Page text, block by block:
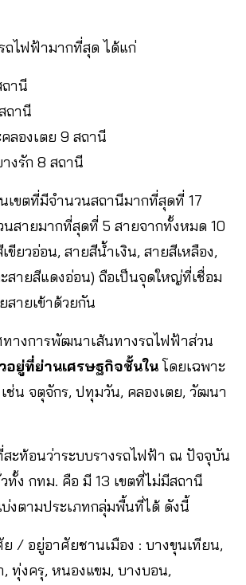
ถไฟฟ้ามากที่สุด ได้แก่
ถานี
ถานี
ลองเตย 9 สถานี
งรัก 8 สถานี
เขตที่มีจำนวนสถานีมากที่สุดที่ 17
สายมากที่สุดที่ 5 สายจากทั้งหมด 10
ขียวอ่อน, สายสีน้ำเงิน, สายสีเหลือง,
สายสีแดงอ่อน) ถือเป็นจุดใหญ่ที่เชื่อม
สายเข้าด้วยกัน
างการพัฒนาเส้นทางรถไฟฟ้าส่วน
อยู่ที่ย่านเศรษฐกิจชั้นในโดยเฉพาะ
ช่น จตุจักร, ปทุมวัน, คลองเตย, วัฒนา
ะท้อนว่าระบบรางรถไฟฟ้า ณ ปัจจุบัน
ทั้ง กทม. คือ มี 13 เขตที่ไม่มีสถานี
งตามประเภทกลุ่มพื้นที่ได้ ดังนี้
/ อยู่อาศัยชานเมือง : บางขุนเทียน,
, ทุ่งครุ, หนองแขม, บางบอน,